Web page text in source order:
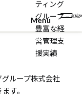
ティング
グループ –
豊富な経
営管理支
援実績
Menu
せ
ループ株式会社
す。